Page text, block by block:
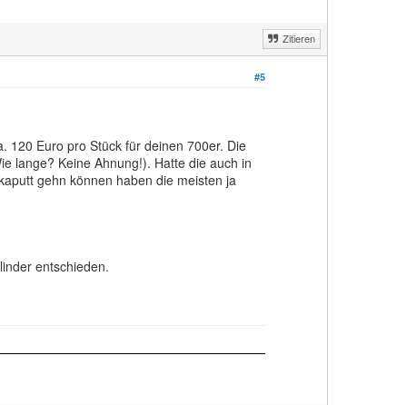
Zitieren
#5
120 Euro pro Stück für deinen 700er. Die
lange? Keine Ahnung!). Hatte die auch in
gehn können haben die meisten ja
entschieden.